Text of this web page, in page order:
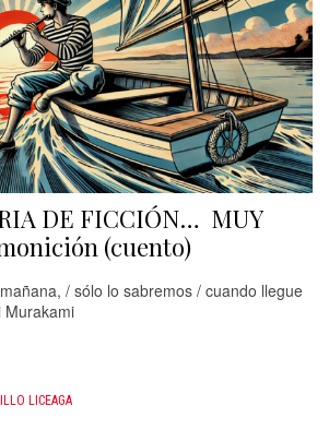
DE FICCIÓN… MUY
(cuento)
/ sólo lo sabremos / cuando llegue
Murakami
LICEAGA